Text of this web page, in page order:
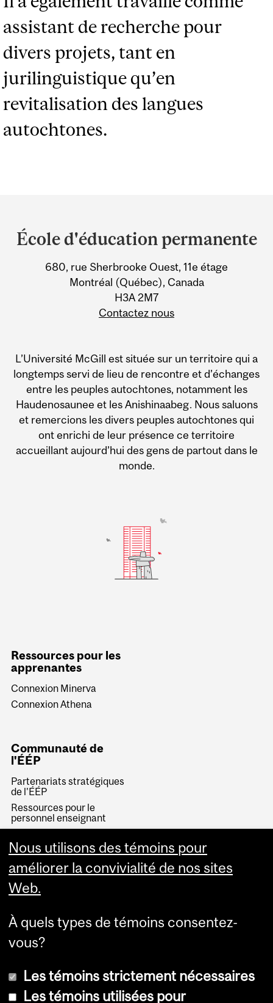
assistant de recherche pour
divers projets, tant en
jurilinguistique qu’en
revitalisation des langues
autochtones.
and
Information
École d'éducation permanente
680, rue Sherbrooke Ouest, 11e étage
Montréal (Québec), Canada
H3A 2M7
Contactez nous
L’Université McGill est située sur un territoire qui a
longtemps servi de lieu de rencontre et d’échanges
entre les peuples autochtones, notamment les
Haudenosaunee et les Anishinaabeg. Nous saluons
et remercions les divers peuples autochtones qui
ont enrichi de leur présence ce territoire
accueillant aujourd’hui des gens de partout dans le
monde.
Ressources pour les
apprenantes
Connexion Minerva
Connexion Athena
Communauté de
l'ÉÉP
Partenariats stratégiques
de l'ÉÉP
Ressources pour le
personnel enseignant
Lifelong Learning
Rejoignez notre équipe
Nous utilisons des témoins pour
améliorer la convivialité de nos sites
Web.
À quels types de témoins consentez-
vous?
Les témoins strictement nécessaires
Les témoins utilisées pour